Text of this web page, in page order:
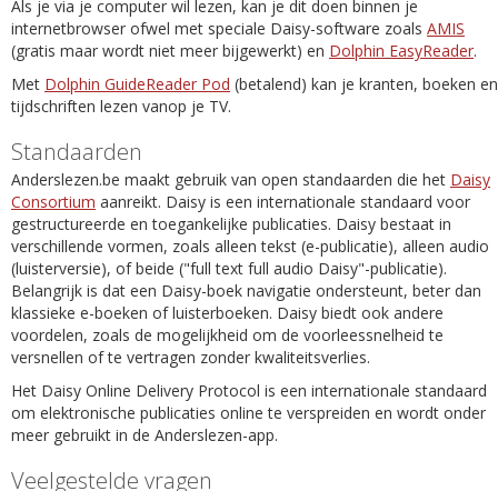
Als je via je computer wil lezen, kan je dit doen binnen je
internetbrowser ofwel met speciale Daisy-software zoals AMIS
(gratis maar wordt niet meer bijgewerkt) en Dolphin EasyReader.
Met Dolphin GuideReader Pod (betalend) kan je kranten, boeken en
tijdschriften lezen vanop je TV.
Standaarden
Anderslezen.be maakt gebruik van open standaarden die het Daisy
Consortium aanreikt. Daisy is een internationale standaard voor
gestructureerde en toegankelijke publicaties. Daisy bestaat in
verschillende vormen, zoals alleen tekst (e-publicatie), alleen audio
(luisterversie), of beide ("full text full audio Daisy"-publicatie).
Belangrijk is dat een Daisy-boek navigatie ondersteunt, beter dan
klassieke e-boeken of luisterboeken. Daisy biedt ook andere
voordelen, zoals de mogelijkheid om de voorleessnelheid te
versnellen of te vertragen zonder kwaliteitsverlies.
Het Daisy Online Delivery Protocol is een internationale standaard
om elektronische publicaties online te verspreiden en wordt onder
meer gebruikt in de Anderslezen-app.
Veelgestelde vragen